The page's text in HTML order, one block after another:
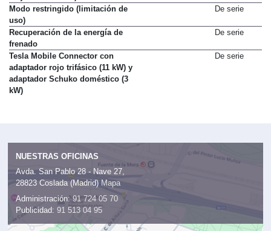
Modo restringido (limitación de
uso)
De serie
Recuperación de la energía de
frenado
De serie
Tesla Mobile Connector con
adaptador rojo trifásico (11 kW) y
adaptador Schuko doméstico (3
kW)
De serie
NUESTRAS OFICINAS
Avda. San Pablo 28 - Nave 27,
28823 Coslada (Madrid) Mapa
Administración: 91 724 05 70
Publicidad: 91 513 04 95